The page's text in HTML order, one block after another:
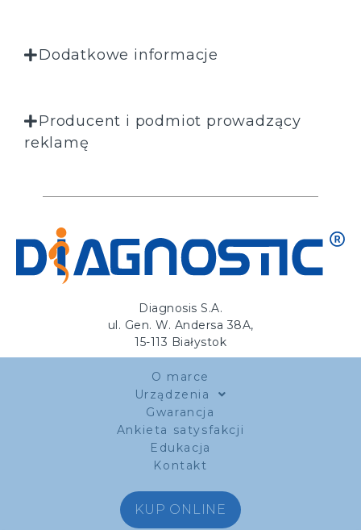
Dodatkowe informacje
Producent i podmiot prowadzący
reklamę
Diagnosis S.A.
ul. Gen. W. Andersa 38A,
15-113 Białystok
O marce
Urządzenia
Gwarancja
Ankieta satysfakcji
Edukacja
Kontakt
KUP ONLINE